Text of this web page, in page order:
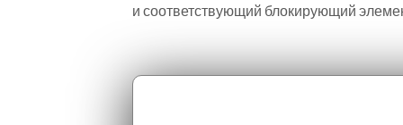
и соответствующий блокирующий